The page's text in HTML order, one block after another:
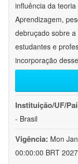
influência da
Aprendizagem,
debruçado sobre
estudantes e
incorporação
Instituição/UF/
- Brasil
Vigência: Mon
00:00:00 BRT 2027